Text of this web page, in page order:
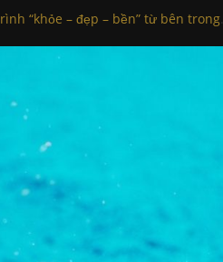
“khỏe – đẹp – bền” từ bên trong.